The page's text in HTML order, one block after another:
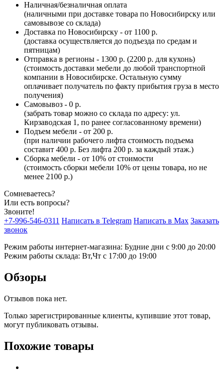
Наличная/безналичная оплата
(наличными при доставке товара по Новосибирску или
самовывозе со склада)
Доставка по Новосибирску - от 1100 р.
(доставка осуществляется до подъезда по средам и
пятницам)
Отправка в регионы - 1300 р. (2200 р. для кухонь)
(стоимость доставки мебели до любой транспортной
компании в Новосибирске. Остальную сумму
оплачивает получатель по факту прибытия груза в место
получения)
Самовывоз - 0 р.
(забрать товар можно со склада по адресу: ул.
Кирзаводская 1, по ранее согласованному времени)
Подъем мебели - от 200 р.
(при наличии рабочего лифта стоимость подъема
составит 400 р. Без лифта 200 р. за каждый этаж.)
Сборка мебели - от 10% от стоимости
(стоимость сборки мебели 10% от цены товара, но не
менее 2100 р.)
Сомневаетесь?
Или есть вопросы?
Звоните!
+7-996-546-0311 Написать в Telegram Написать в Max Заказать
звонок
Режим работы интернет-магазина: Будние дни с 9:00 до 20:00
Режим работы склада: Вт,Чт с 17:00 до 19:00
Обзоры
Отзывов пока нет.
Только зарегистрированные клиенты, купившие этот товар,
могут публиковать отзывы.
Похожие товары